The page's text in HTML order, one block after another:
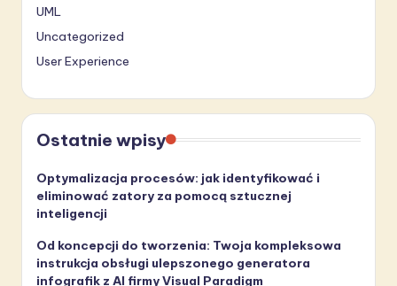
UML
Uncategorized
User Experience
Ostatnie wpisy
Optymalizacja procesów: jak identyfikować i
eliminować zatory za pomocą sztucznej
inteligencji
Od koncepcji do tworzenia: Twoja kompleksowa
instrukcja obsługi ulepszonego generatora
infografik z AI firmy Visual Paradigm